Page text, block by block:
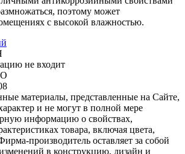
поэтому может
с высокой влажностью.
не входит
материалы, представленные на Сайте,
и не могут в полной мере
информацию о свойствах,
товара, включая цвета,
производитель оставляет за собой
в конструкцию, дизайн и